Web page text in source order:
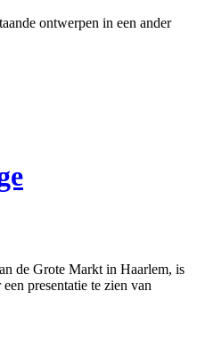
ontwerpen in een ander
de Grote Markt in Haarlem, is
een presentatie te zien van